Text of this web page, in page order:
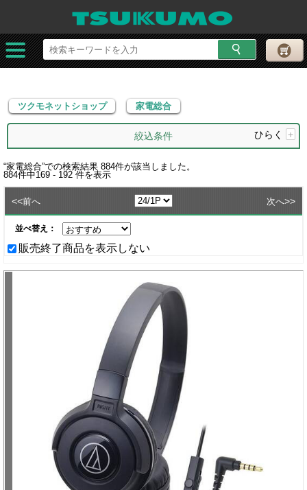
ツクモネットショップ 家電総合
ツクモネットショップ 家電総合
絞込条件 ひらく +
“家電総合”での検索結果 884件が該当しました。
884件中169 - 192 件を表示
<<前へ 次へ>>
並べ替え：
販売終了商品を表示しない